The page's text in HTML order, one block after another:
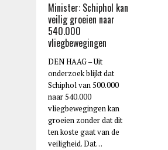
Minister: Schiphol kan
veilig groeien naar
540.000
vliegbewegingen
DEN HAAG – Uit
onderzoek blijkt dat
Schiphol van 500.000
naar 540.000
vliegbewegingen kan
groeien zonder dat dit
ten koste gaat van de
veiligheid. Dat…